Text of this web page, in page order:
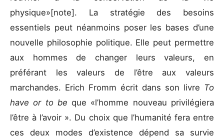
physique»[note]. La stratégie des besoins
essentiels peut néanmoins poser les bases d’une
nouvelle philosophie politique. Elle peut permettre
aux hommes de changer leurs valeurs, en
préférant les valeurs de l’être aux valeurs
marchandes. Erich Fromm écrit dans son livre To
have or to beque «l’homme nouveau privilégiera
l’être à l’avoir ». Du choix que l’humanité fera entre
ces deux modes d’existence dépend sa survie